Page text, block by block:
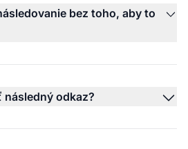
bez toho, aby to
následný odkaz?